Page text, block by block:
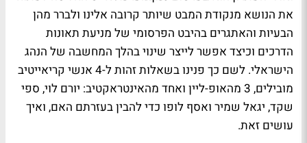
את הנושא מנקודת המבט שיותר קרובה אלינו ולברר מהן
הבעיות והאתגרים בהיבט הפרסומי של מניעת תאונות
הדרכים וכיצד אפשר לייצר שינוי בהלך המחשבה של הנהג
הישראלי. לשם כך פנינו בשאלות זהות ל-4 אנשי קריאייטיב
מובילים, 3 מהאופ-ליין ואחד מהאינטראקטיב: יורם לוי, ספי
שקד, יגאל שמיר ואסף לופו כדי להבין בעזרתם האם, ואיך
עושים זאת.